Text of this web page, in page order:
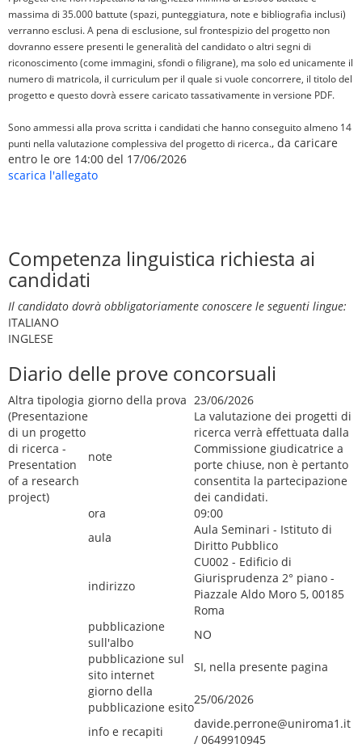
massima di 35.000 battute (spazi, punteggiatura, note e bibliografia inclusi)
verranno esclusi. A pena di esclusione, sul frontespizio del progetto non
dovranno essere presenti le generalità del candidato o altri segni di
riconoscimento (come immagini, sfondi o filigrane), ma solo ed unicamente il
numero di matricola, il curriculum per il quale si vuole concorrere, il titolo del
progetto e questo dovrà essere caricato tassativamente in versione PDF.
Sono ammessi alla prova scritta i candidati che hanno conseguito almeno 14
punti nella valutazione complessiva del progetto di ricerca., da caricare
entro le ore 14:00 del 17/06/2026
scarica l'allegato
Competenza linguistica richiesta ai
candidati
Il candidato dovrà obbligatoriamente conoscere le seguenti lingue:
ITALIANO
INGLESE
Diario delle prove concorsuali
Altra tipologia
(Presentazione
di un progetto
di ricerca -
Presentation
of a research
project)
giorno della prova 23/06/2026
note
La valutazione dei progetti di
ricerca verrà effettuata dalla
Commissione giudicatrice a
porte chiuse, non è pertanto
consentita la partecipazione
dei candidati.
ora
09:00
aula
Aula Seminari - Istituto di
Diritto Pubblico
indirizzo
CU002 - Edificio di
Giurisprudenza 2° piano -
Piazzale Aldo Moro 5, 00185
Roma
pubblicazione
sull'albo
NO
pubblicazione sul
sito internet
SI, nella presente pagina
giorno della
pubblicazione esito
25/06/2026
info e recapiti
davide.perrone@uniroma1.it
/ 0649910945